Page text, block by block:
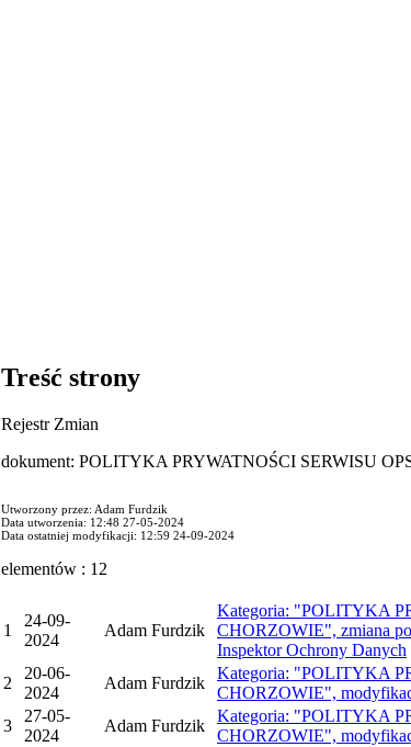
Treść strony
Rejestr Zmian
dokument: POLITYKA PRYWATNOŚCI SERWISU
Utworzony przez: Adam Furdzik
Data utworzenia: 12:48 27-05-2024
Data ostatniej modyfikacji: 12:59 24-09-2024
elementów : 12
1
24-09-
2024
Adam Furdzik
Kategoria: "POLITYKA
CHORZOWIE", zmiana
Inspektor Ochrony Danych
2
20-06-
2024
Adam Furdzik
Kategoria: "POLITYKA
CHORZOWIE",
3
27-05-
2024
Adam Furdzik
Kategoria: "POLITYKA
CHORZOWIE",